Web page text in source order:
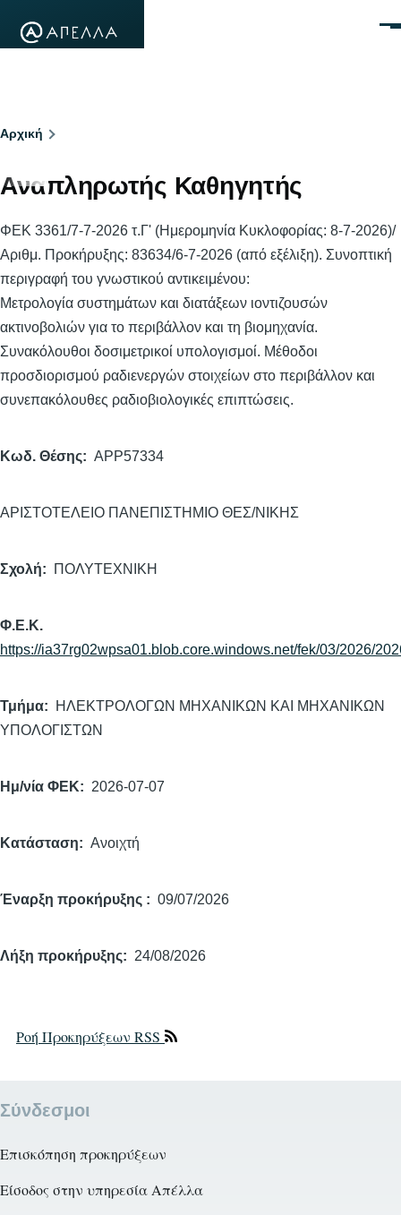
Breadcrumb
Αρχική
Αναπληρωτής Καθηγητής
ΦΕΚ 3361/7-7-2026 τ.Γ' (Ημερομηνία Κυκλοφορίας: 8-7-2026)/
Αριθμ. Προκήρυξης: 83634/6-7-2026 (από εξέλιξη). Συνοπτική
περιγραφή του γνωστικού αντικειμένου:
Μετρολογία συστημάτων και διατάξεων ιοντιζουσών
ακτινοβολιών για το περιβάλλον και τη βιομηχανία.
Συνακόλουθοι δοσιμετρικοί υπολογισμοί. Μέθοδοι
προσδιορισμού ραδιενεργών στοιχείων στο περιβάλλον και
συνεπακόλουθες ραδιοβιολογικές επιπτώσεις.
Κωδ. Θέσης APP57334
ΑΡΙΣΤΟΤΕΛΕΙΟ ΠΑΝΕΠΙΣΤΗΜΙΟ ΘΕΣ/ΝΙΚΗΣ
Σχολή ΠΟΛΥΤΕΧΝΙΚΗ
Φ.Ε.Κ.
https://ia37rg02wpsa01.blob.core.windows.net/fek/03/2026/
Τμήμα
ΗΛΕΚΤΡΟΛΟΓΩΝ ΜΗΧΑΝΙΚΩΝ ΚΑΙ ΜΗΧΑΝΙΚΩΝ
ΥΠΟΛΟΓΙΣΤΩΝ
Ημ/νία ΦΕΚ 2026-07-07
Κατάσταση Ανοιχτή
Έναρξη προκήρυξης 09/07/2026
Λήξη προκήρυξης 24/08/2026
Ροή Προκηρύξεων RSS
Σύνδεσμοι
Επισκόπηση προκηρύξεων
Είσοδος στην υπηρεσία Απέλλα